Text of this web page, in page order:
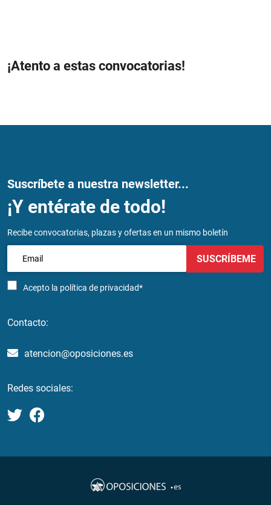
¡Atento a estas convocatorias!
Suscríbete a nuestra newsletter...
¡Y entérate de todo!
Recibe convocatorias, plazas y ofertas en un mismo boletín
Acepto la política de privacidad*
SUSCRÍBEME
Contacto:
atencion@oposiciones.es
Redes sociales: